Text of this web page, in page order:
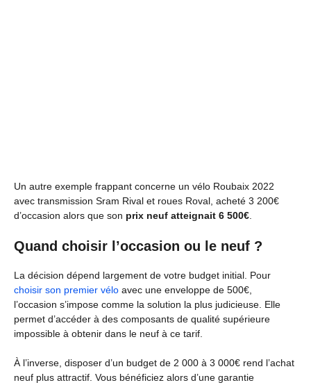
Un autre exemple frappant concerne un vélo Roubaix 2022
avec transmission Sram Rival et roues Roval, acheté 3 200€
d’occasion alors que son prix neuf atteignait 6 500€
Quand choisir l’occasion ou le neuf ?
La décision dépend largement de votre budget initial. Pour
choisir son premier vélo avec une enveloppe de 500€,
l’occasion s’impose comme la solution la plus judicieuse. Elle
permet d’accéder à des composants de qualité supérieure
impossible à obtenir dans le neuf à ce tarif.
À l’inverse, disposer d’un budget de 2 000 à 3 000€ rend l’achat
neuf plus attractif. Vous bénéficiez alors d’une garantie